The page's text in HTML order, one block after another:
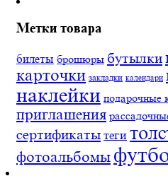
Метки товара
билеты брошюры бутылки
карточки закладки календари
наклейки подарочные
приглашения
сертификаты теги
фотоальбомы